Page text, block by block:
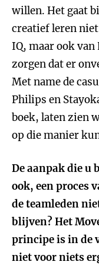
willen. Het gaat
creatief leren
IQ, maar ook van
zorgen dat er
Met name de
Philips en
boek, laten zien
op die manier
De aanpak die u
ook, een proces
de teamleden
blijven? Het
principe is in de
niet voor niets